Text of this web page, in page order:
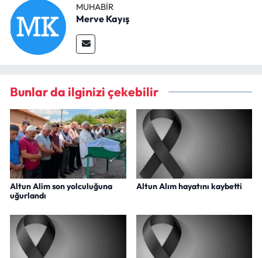
MUHABIR
Merve Kayış
Bunlar da ilginizi çekebilir
Altun Alim son yolculuğuna
uğurlandı
Altun Alım hayatını kaybetti